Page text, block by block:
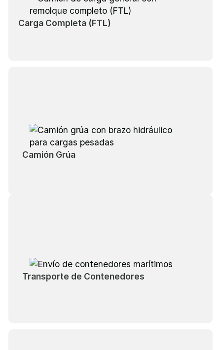
Carga Completa (FTL)
Camión Grúa
Transporte de Contenedores